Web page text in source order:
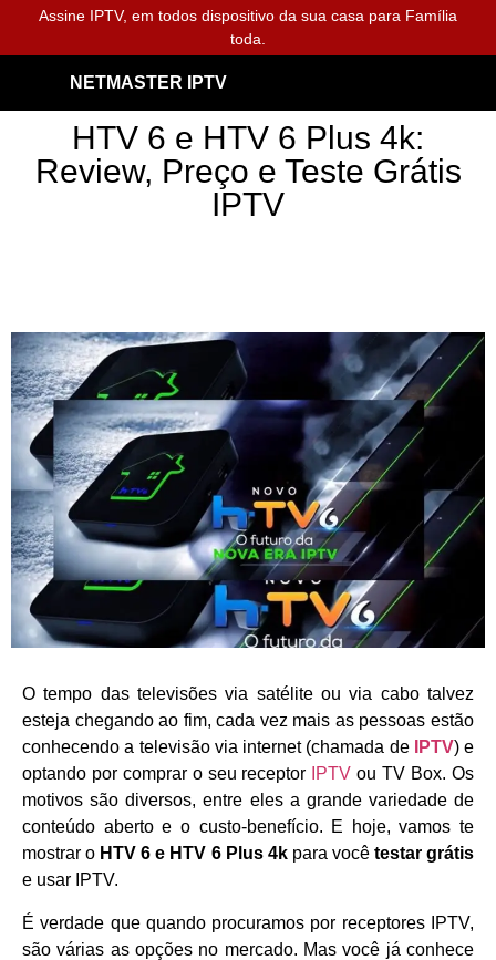
Assine IPTV, em todos dispositivo da sua casa para Família
toda.
NETMASTER IPTV
HTV 6 e HTV 6 Plus 4k:
Review, Preço e Teste Grátis
IPTV
O tempo das televisões via satélite ou via cabo talvez
esteja chegando ao fim, cada vez mais as pessoas estão
conhecendo a televisão via internet (chamada de
IPTV) e
optando por comprar o seu receptor
IPTV ou TV Box. Os
motivos são diversos, entre eles a grande variedade de
conteúdo aberto e o custo-benefício. E hoje, vamos te
mostrar o HTV 6 e HTV 6 Plus 4kpara você testar grátis
e usar IPTV.
É verdade que quando procuramos por receptores IPTV,
são várias as opções no mercado. Mas você já conhece